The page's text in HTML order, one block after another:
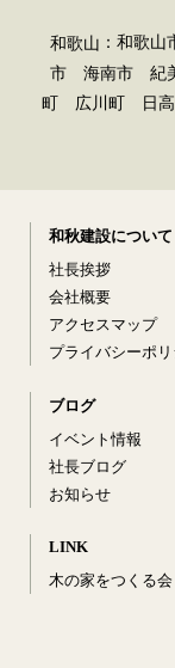
和歌山 ：和歌
市 海南市 紀
町 広川町 日
和秋建設について
社長挨拶
会社概要
アクセスマップ
プライバシーポ
ブログ
イベント情報
社長ブログ
お知らせ
LINK
木の家をつくる会